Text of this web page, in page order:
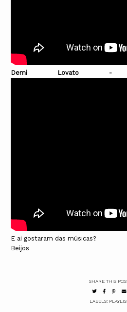
Demi Lovato -
E ai gostaram das músicas?
Beijos
SHARE THIS
LABELS: